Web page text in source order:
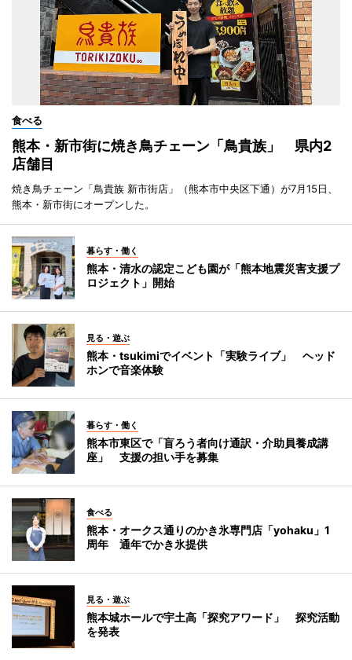
食べる
熊本・新市街に焼き鳥チェーン「鳥貴族」 県内2
店舗目
焼き鳥チェーン「鳥貴族 新市街店」（熊本市中央区下通）が7月15日、
熊本・新市街にオープンした。
暮らす・働く
熊本・清水の認定こども園が「熊本地震災害支援プ
ロジェクト」開始
見る・遊ぶ
熊本・tsukimiでイベント「実験ライブ」 ヘッド
ホンで音楽体験
暮らす・働く
熊本市東区で「盲ろう者向け通訳・介助員養成講
座」 支援の担い手を募集
食べる
熊本・オークス通りのかき氷専門店「yohaku」1
周年 通年でかき氷提供
見る・遊ぶ
熊本城ホールで宇土高「探究アワード」 探究活動
を発表